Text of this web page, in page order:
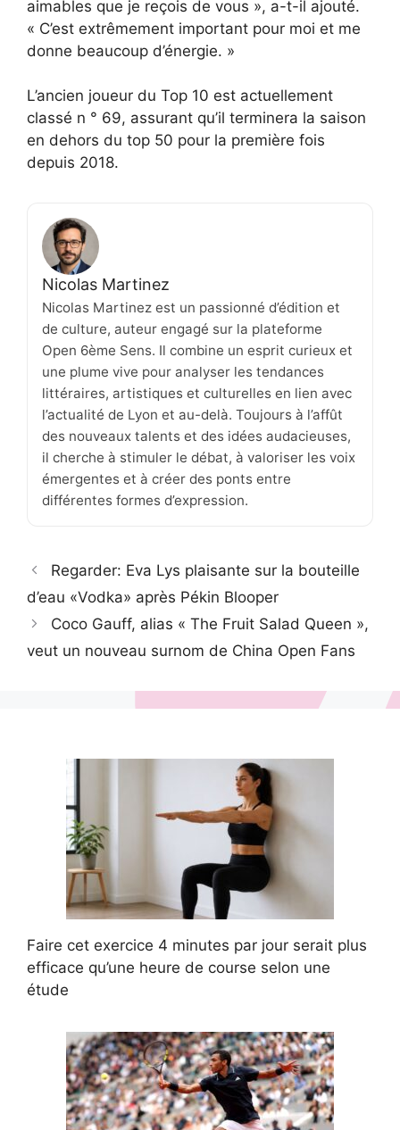
aimables que je reçois de vous », a-t-il ajouté.
« C’est extrêmement important pour moi et me
donne beaucoup d’énergie. »
L’ancien joueur du Top 10 est actuellement
classé n ° 69, assurant qu’il terminera la saison
en dehors du top 50 pour la première fois
depuis 2018.
Nicolas Martinez
Nicolas Martinez est un passionné d’édition et
de culture, auteur engagé sur la plateforme
Open 6ème Sens. Il combine un esprit curieux et
une plume vive pour analyser les tendances
littéraires, artistiques et culturelles en lien avec
l’actualité de Lyon et au-delà. Toujours à l’affût
des nouveaux talents et des idées audacieuses,
il cherche à stimuler le débat, à valoriser les voix
émergentes et à créer des ponts entre
différentes formes d’expression.
Regarder: Eva Lys plaisante sur la bouteille
d’eau «Vodka» après Pékin Blooper
Coco Gauff, alias « The Fruit Salad Queen »,
veut un nouveau surnom de China Open Fans
Faire cet exercice 4 minutes par jour serait plus
efficace qu’une heure de course selon une
étude